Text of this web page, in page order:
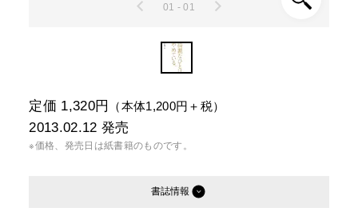
01 - 01
定価 1,320円 （本体1,200円＋税）
2013.02.12 発売
※価格、発売日は紙書籍のものです。
書誌情報